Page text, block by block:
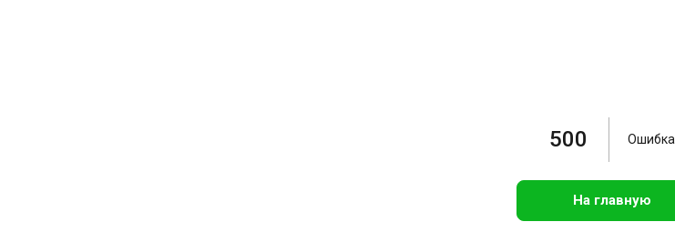
500 Ошибка
На главную